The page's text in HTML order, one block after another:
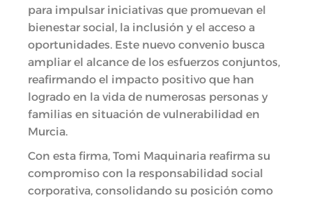
para impulsar iniciativas que promuevan el
bienestar social, la inclusión y el acceso a
oportunidades. Este nuevo convenio busca
ampliar el alcance de los esfuerzos conjuntos,
reafirmando el impacto positivo que han
logrado en la vida de numerosas personas y
familias en situación de vulnerabilidad en
Murcia.
Con esta firma, Tomi Maquinaria reafirma su
compromiso con la responsabilidad social
corporativa, consolidando su posición como